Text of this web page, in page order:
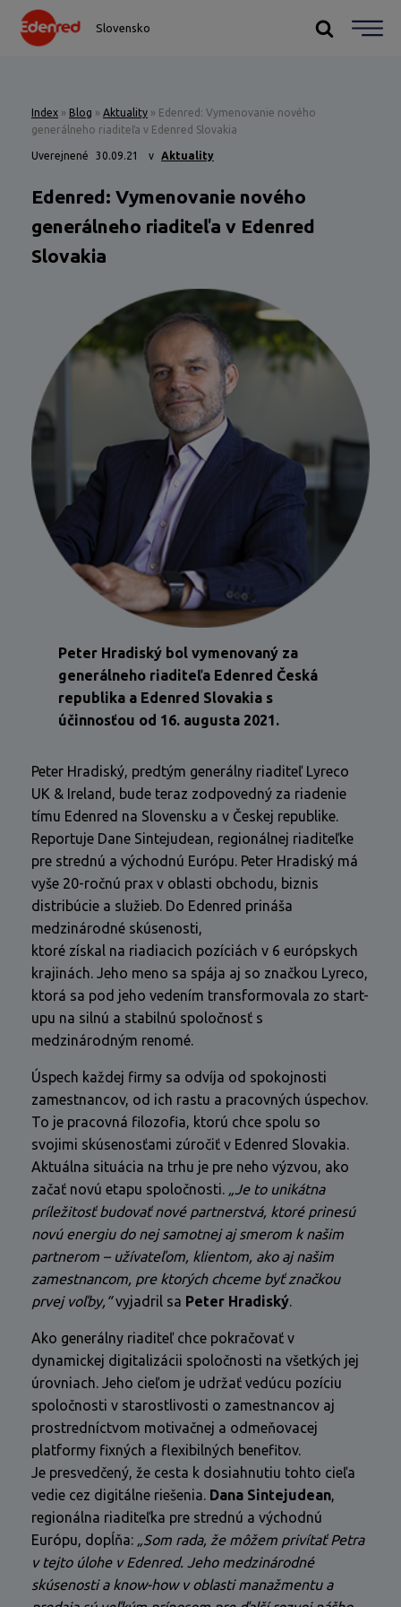
Slovensko
Index » Blog » Aktuality » Edenred: Vymenovanie nového
generálneho riaditeľa v Edenred Slovakia
Uverejnené 30.09.21 v Aktuality
Edenred: Vymenovanie nového
generálneho riaditeľa v Edenred
Slovakia
Peter Hradiský bol vymenovaný za
generálneho riaditeľa Edenred Česká
republika a Edenred Slovakia s
účinnosťou od 16. augusta 2021.
Peter Hradiský, predtým generálny riaditeľ Lyreco
UK & Ireland, bude teraz zodpovedný za riadenie
tímu Edenred na Slovensku a v Českej republike.
Reportuje Dane Sintejudean, regionálnej riaditeľke
pre strednú a východnú Európu. Peter Hradiský má
vyše 20-ročnú prax v oblasti obchodu, biznis
distribúcie a služieb. Do Edenred prináša
medzinárodné skúsenosti,
ktoré získal na riadiacich pozíciách v 6 európskych
krajinách. Jeho meno sa spája aj so značkou Lyreco,
ktorá sa pod jeho vedením transformovala zo start-
upu na silnú a stabilnú spoločnosť s
medzinárodným renomé.
Úspech každej firmy sa odvíja od spokojnosti
zamestnancov, od ich rastu a pracovných úspechov.
To je pracovná filozofia, ktorú chce spolu so
svojimi skúsenosťami zúročiť v Edenred Slovakia.
Aktuálna situácia na trhu je pre neho výzvou, ako
začať novú etapu spoločnosti. „Je to unikátna
príležitosť budovať nové partnerstvá, ktoré prinesú
novú energiu do nej samotnej aj smerom k našim
partnerom – užívateľom, klientom, ako aj našim
zamestnancom, pre ktorých chceme byť značkou
prvej voľby,“vyjadril sa Peter Hradiský.
Ako generálny riaditeľ chce pokračovať v
dynamickej digitalizácii spoločnosti na všetkých jej
úrovniach. Jeho cieľom je udržať vedúcu pozíciu
spoločnosti v starostlivosti o zamestnancov aj
prostredníctvom motivačnej a odmeňovacej
platformy fixných a flexibilných benefitov.
Je presvedčený, že cesta k dosiahnutiu tohto cieľa
vedie cez digitálne riešenia. Dana Sintejudean,
regionálna riaditeľka pre strednú a východnú
Európu, dopĺňa: „Som rada, že môžem privítať Petra
v tejto úlohe v Edenred. Jeho medzinárodné
skúsenosti a know-how v oblasti manažmentu a